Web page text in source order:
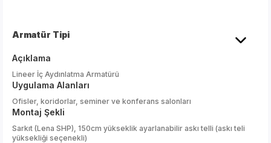
Armatür Tipi
Açıklama
Lineer İç Aydınlatma Armatürü
Uygulama Alanları
Ofisler, koridorlar, seminer ve konferans salonları
Montaj Şekli
Sarkıt (Lena SHP), 150cm yükseklik ayarlanabilir askı telli (askı teli
yüksekliği seçenekli)